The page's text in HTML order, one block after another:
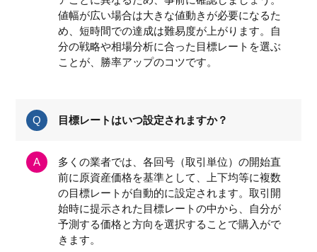
値幅が広い場合は大きな値動きが必要になるた
め、短時間での達成は難易度が上がります。自
分の戦略や相場分析に合った目標レートを選ぶ
ことが、勝率アップのコツです。
目標レートはいつ設定されますか？
多くの業者では、各回号（取引単位）の開始直
前に原資産価格を基準として、上下均等に複数
の目標レートが自動的に設定されます。取引開
始時に提示された目標レートの中から、自分が
予測する価格と方向を選択することで購入がで
きます。